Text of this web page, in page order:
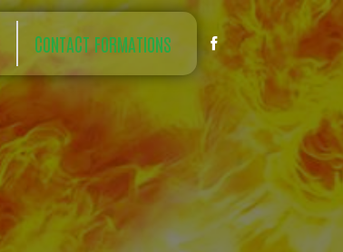
CONTACT FORMATIONS